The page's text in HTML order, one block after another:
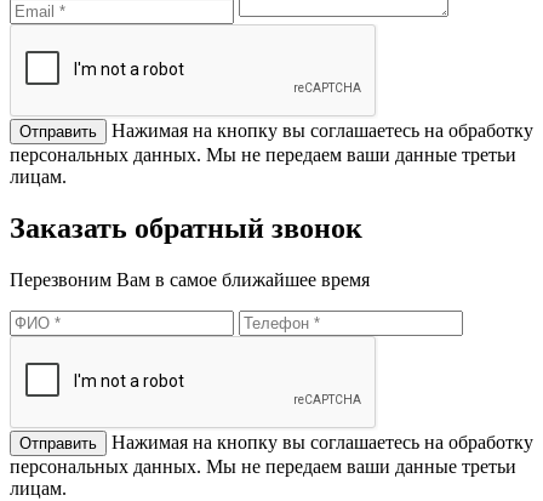
Нажимая на кнопку вы соглашаетесь на обработку
персональных данных. Мы не передаем ваши данные третьи
лицам.
Заказать обратный звонок
Перезвоним Вам в самое ближайшее время
Нажимая на кнопку вы соглашаетесь на обработку
персональных данных. Мы не передаем ваши данные третьи
лицам.